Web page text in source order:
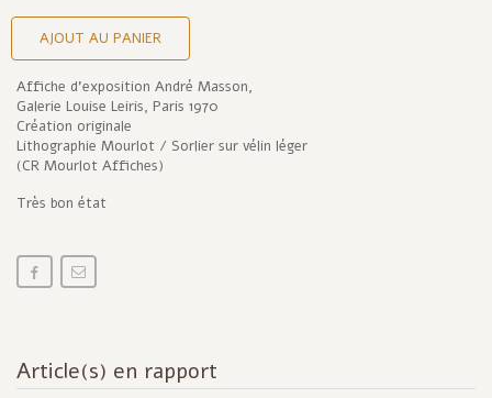
AJOUT AU PANIER
Affiche d'exposition André Masson,
Galerie Louise Leiris, Paris 1970
Création originale
Lithographie Mourlot / Sorlier sur vélin léger
(CR Mourlot Affiches)
Très bon état
Article(s) en rapport